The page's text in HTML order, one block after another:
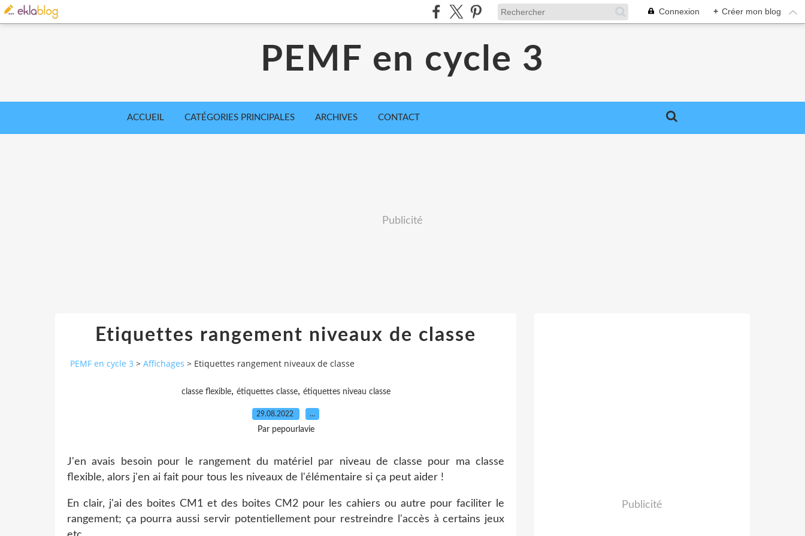
Connexion + Créer mon blog
PEMF en cycle 3
ACCUEIL CATÉGORIES PRINCIPALES ARCHIVES CONTACT
Publicité
Etiquettes rangement niveaux de classe
PEMF en cycle 3 > Affichages > Etiquettes rangement niveaux de classe
classe flexible, étiquettes classe, étiquettes niveau classe
29.08.2022 …
Par pepourlavie
J'en avais besoin pour le rangement du matériel par niveau de classe pour ma classe
flexible, alors j'en ai fait pour tous les niveaux de l'élémentaire si ça peut aider !
En clair, j'ai des boites CM1 et des boites CM2 pour les cahiers ou autre pour faciliter le
rangement; ça pourra aussi servir potentiellement pour restreindre l'accès à certains jeux
Publicité